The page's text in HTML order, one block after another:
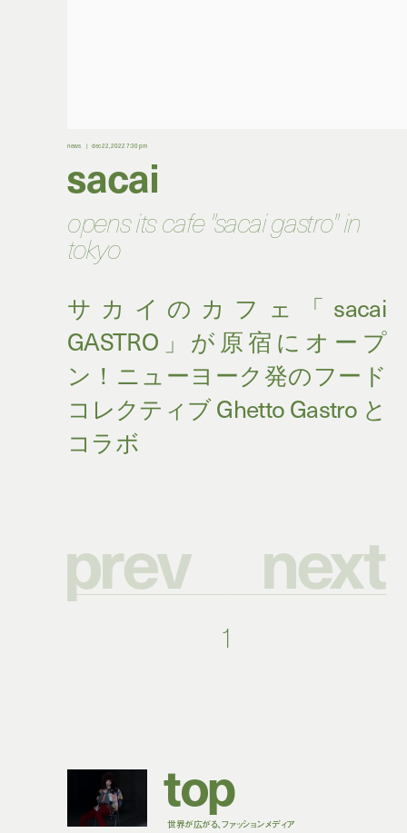
news dec 22, 2022 7:30 pm
sacai
opens its cafe "sacai gastro" in
tokyo
prev next
1
top
世界が広がる、ファッションメディア